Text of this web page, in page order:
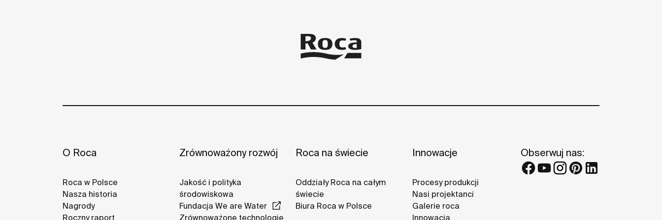
O Roca
Roca w Polsce
Nasza historia
Nagrody
Roczny raport
Zrównoważony rozwój
Jakość i polityka
środowiskowa
Fundacja We are Water
Zrównoważone technologie
Roca na świecie
Oddziały Roca na całym
świecie
Biura Roca w Polsce
Innowacje
Procesy produkcji
Nasi projektanci
Galerie roca
Innowacja
Obserwuj nas: